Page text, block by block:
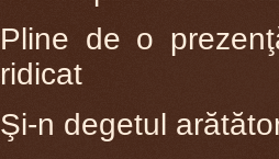
Pline de o
ridicat
Şi-n degetul